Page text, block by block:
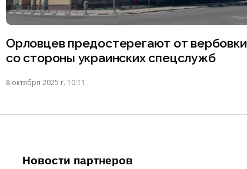
Орловцев предостерегают от вербовки
со стороны украинских спецслужб
8 октября 2025 г. 10:11
Новости партнеров